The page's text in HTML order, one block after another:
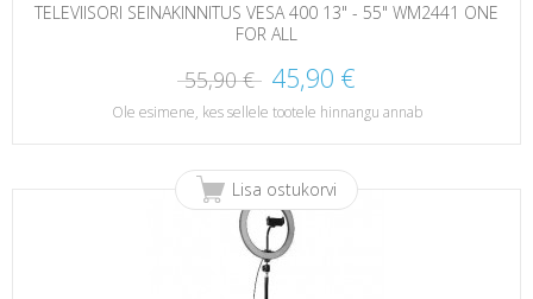
TELEVIISORI SEINAKINNITUS VESA 400 13" - 55" WM2441 ONE
FOR ALL
55,90 € 45,90 €
Ole esimene, kes sellele tootele hinnangu annab
Lisa ostukorvi